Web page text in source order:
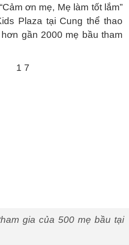
ơn mẹ, Mẹ làm tốt lắm”
Plaza tại Cung thể thao
gần 2000 mẹ bầu tham
gia của 500 mẹ bầu tại